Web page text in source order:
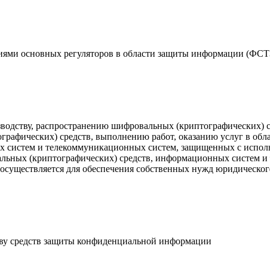
основных регуляторов в области защиты информации
распространению шифровальных
средств, выполнению работ, оказанию услуг в
и телекоммуникационных систем, защищенных с
(криптографических) средств, информационных
для обеспечения собственных нужд
средств защиты конфиденциальной информации